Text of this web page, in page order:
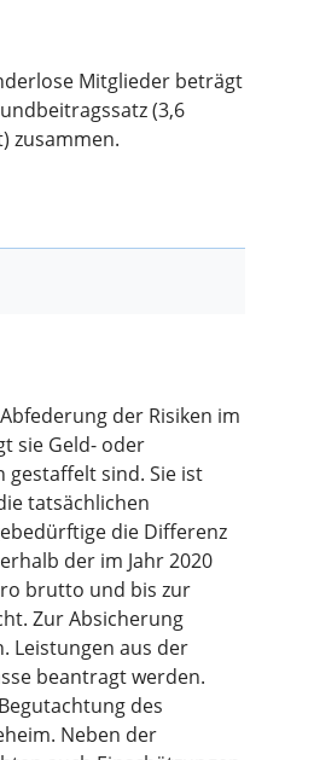
Mitglieder beträgt
(3,6
zusammen.
der Risiken im
sie Geld- oder
gestaffelt sind. Sie ist
tatsächlichen
die Differenz
der im Jahr 2020
brutto und bis zur
Zur Absicherung
Leistungen aus der
beantragt werden.
des
Neben der